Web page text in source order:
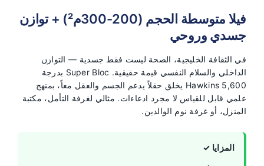
فيلا متوسطة الحجم (200-300م²) + توازن
جسدي وروحي
في الثقافة الخليجية، الصحة ليست فقط جسدية — التوازن
الداخلي والسلام النفسي قيمة حقيقية. Super Bloc بدرجة
Hawkins 5,600 يخلق حقلاً يدعم الجسم والعقل معاً، بمنهج
علمي قابل للقياس لا مجرد ادعاءات. مثالي لغرفة التأمل، مكتبة
المنزل، أو غرفة نوم الوالدين.
المزايا ✓